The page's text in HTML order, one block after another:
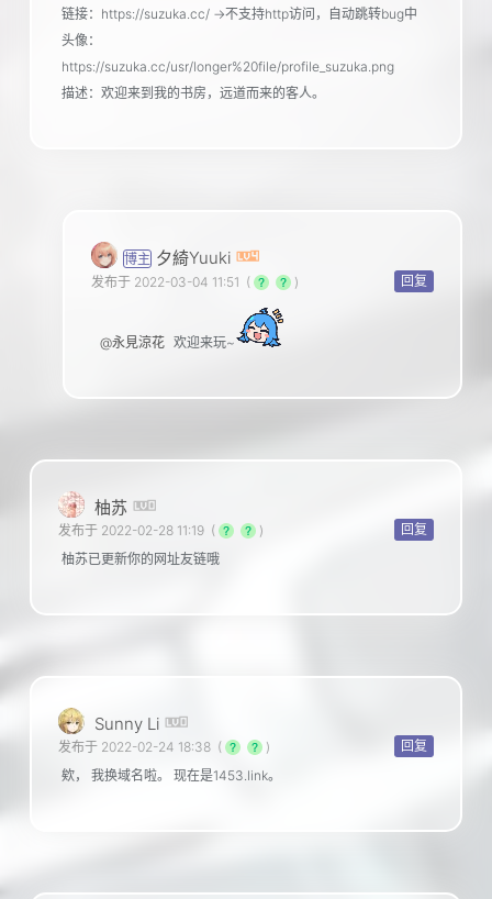
链接：https://suzuka.cc/ ->不支持http访问，自动跳转bug中
头像：
https://suzuka.cc/usr/longer%20file/profile_suzuka.png
描述：欢迎来到我的书房，远道而来的客人。
博主 夕綺Yuuki
回复
发布于 2022-03-04 11:51 ( )
@永見涼花 欢迎来玩~
柚苏
回复
发布于 2022-02-28 11:19 (
)
柚苏已更新你的网址友链哦
Sunny Li
回复
发布于 2022-02-24 18:38 (
)
欸， 我换域名啦。 现在是1453.link。